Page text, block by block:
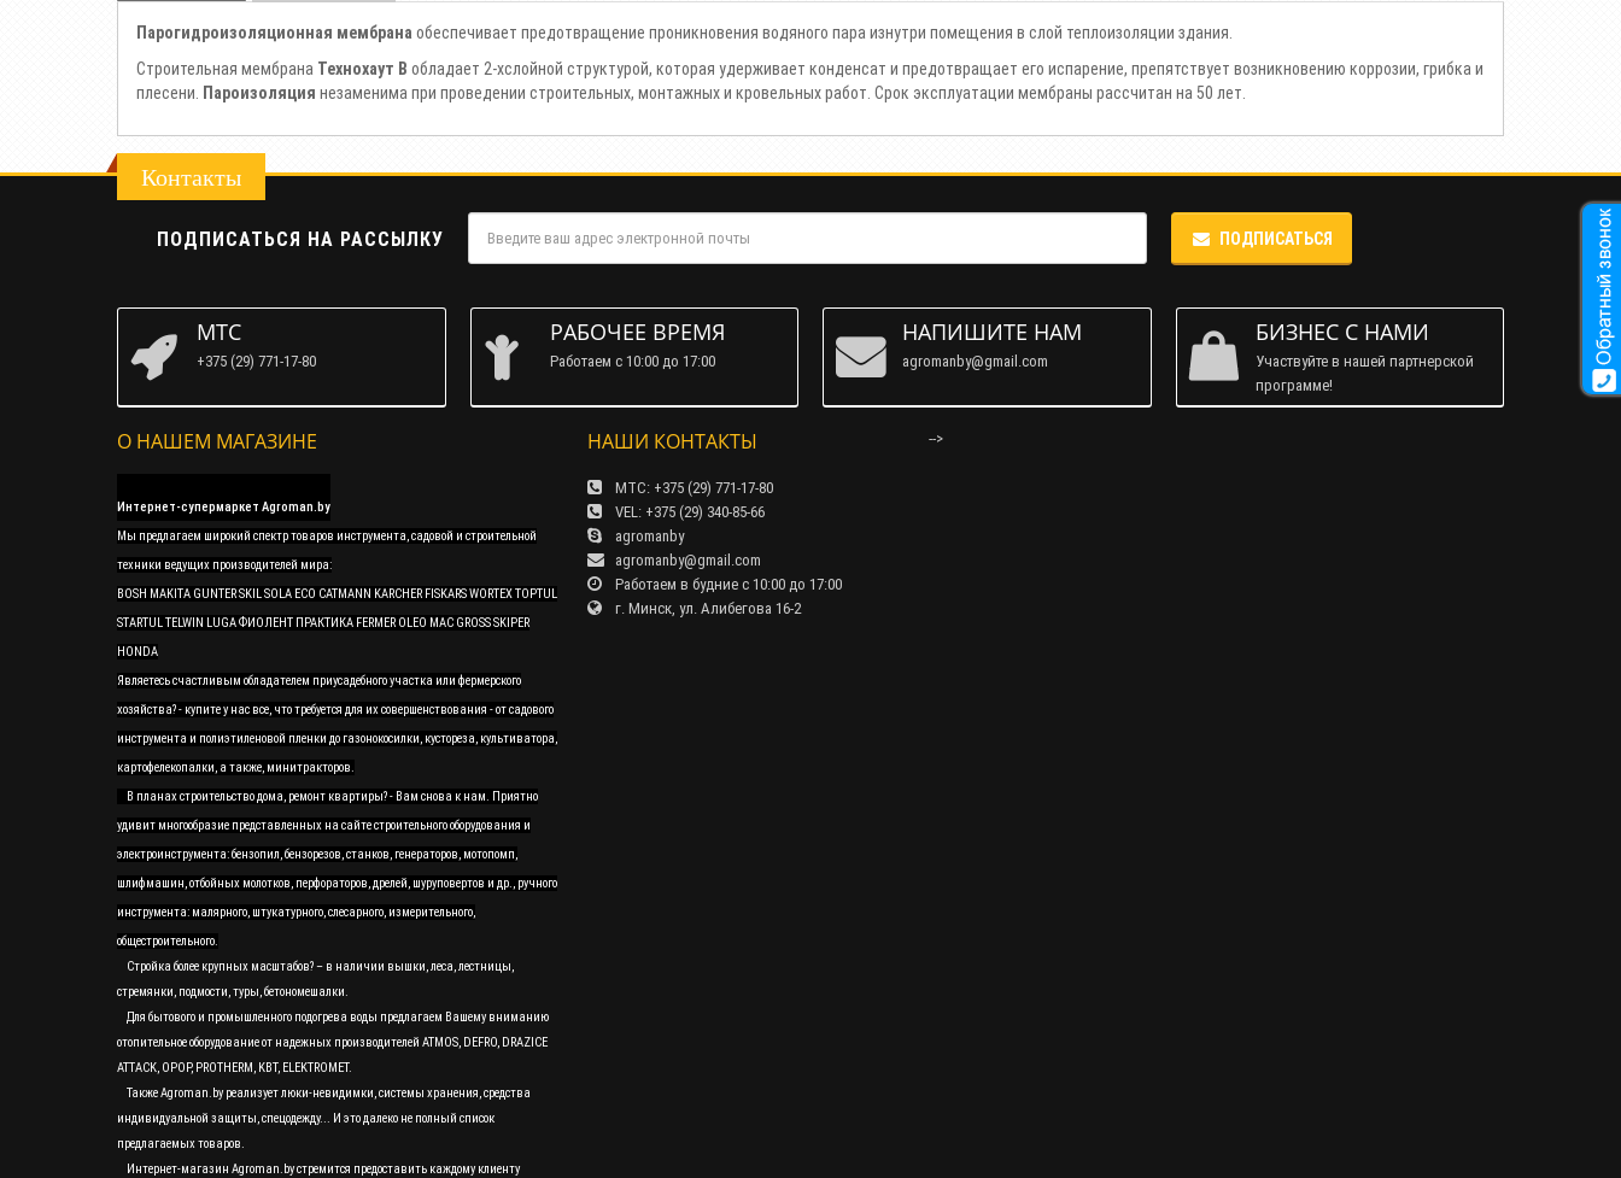
Парогидроизоляционная мембрана обеспечивает предотвращение проникновения водяного пара изнутри помещения в слой теплоизоляции здания.
Строительная мембрана Технохаут В обладает 2-хслойной структурой, которая удерживает конденсат и предотвращает его испарение, препятствует возникновению коррозии, грибка и
плесени. Пароизоляция незаменима при проведении строительных, монтажных и кровельных работ. Срок эксплуатации мембраны рассчитан на 50 лет.
Контакты
ПОДПИСАТЬСЯ НА РАССЫЛКУ ПОДПИСАТЬСЯ
МТС
+375 (29) 771-17-80
РАБОЧЕЕ ВРЕМЯ
Работаем c 10:00 до 17:00
НАПИШИТЕ НАМ
agromanby@gmail.com
БИЗНЕС С НАМИ
Участвуйте в нашей партнерской
программе!
О НАШЕМ МАГАЗИНЕ
Интернет-супермаркет Agroman.by
Мы предлагаем широкий спектр товаров инструмента, садовой и строительной
техники ведущих производителей мира:
BOSH MAKITA GUNTER SKIL SOLA ECO CATMANN KARCHER FISKARS WORTEX TOPTUL
STARTUL TELWIN LUGA ФИОЛЕНТ ПРАКТИКА FERMER OLEO MAC GROSS SKIPER
HONDA
Являетесь счастливым обладателем приусадебного участка или фермерского
хозяйства? - купите у нас все, что требуется для их совершенствования - от садового
инструмента и полиэтиленовой пленки до газонокосилки, кустореза, культиватора,
картофелекопалки, а также, минитракторов.
В планах строительство дома, ремонт квартиры? - Вам снова к нам. Приятно
удивит многообразие представленных на сайте строительного оборудования и
электроинструмента: бензопил, бензорезов, станков, генераторов, мотопомп,
шлифмашин, отбойных молотков, перфораторов, дрелей, шуруповертов и др., ручного
инструмента: малярного, штукатурного, слесарного, измерительного,
общестроительного.
Стройка более крупных масштабов? – в наличии вышки, леса, лестницы,
стремянки, подмости, туры, бетономешалки.
Для бытового и промышленного подогрева воды предлагаем Вашему вниманию
отопительное оборудование от надежных производителей ATMOS, DEFRO, DRAZICE
ATTACK, OPOP, PROTHERM, KBT, ELEKTROMET.
Также Agroman.by реализует люки-невидимки, системы хранения, средства
индивидуальной защиты, спецодежду... И это далеко не полный список
предлагаемых товаров.
Интернет-магазин Agroman.by стремится предоставить каждому клиенту
НАШИ КОНТАКТЫ
МТС: +375 (29) 771-17-80
VEL: +375 (29) 340-85-66
agromanby
agromanby@gmail.com
Работаем в будние с 10:00 до 17:00
г. Минск, ул. Алибегова 16-2
-->